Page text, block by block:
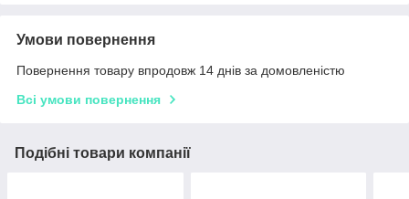
Умови повернення
Повернення товару впродовж 14 днів за домовленістю
Всі умови повернення
Подібні товари компанії